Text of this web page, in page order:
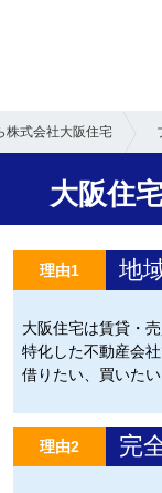
株式会社大阪住宅
大阪住
理由1 地
大阪住宅は賃貸・
特化した不動産会社
借りたい、買いた
理由2 完